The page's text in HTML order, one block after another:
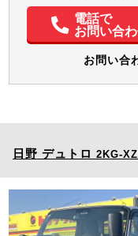
電動格納ミラー
ETC バック
メンテナンスノート（保証書）
電話で
お問い合
お問い合
日野 デュトロ 2KG-